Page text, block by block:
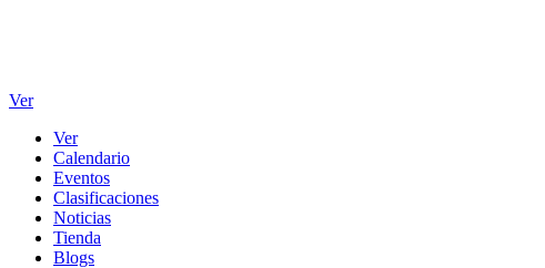
Ver
Ver
Calendario
Eventos
Clasificaciones
Noticias
Tienda
Blogs